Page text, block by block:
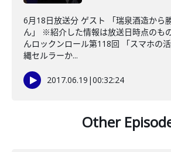
6月18日放送分 ゲスト 「瑞泉酒造から
ん」 ※紹介した情報は放送日時点のも
んロックンロール第118回 「スマホの
縄セルラーか...
2017.06.19 |00:32:24
Other